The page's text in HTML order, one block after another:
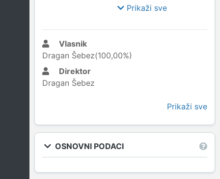
Prikaži sve
Vlasnik
Dragan Šebez(100,00%)
Direktor
Dragan Šebez
Prikaži sve
OSNOVNI PODACI